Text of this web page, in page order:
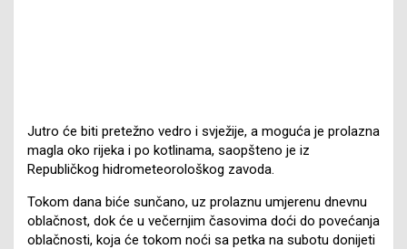
Jutro će biti pretežno vedro i svježije, a moguća je prolazna
magla oko rijeka i po kotlinama, saopšteno je iz
Republičkog hidrometeorološkog zavoda.
Tokom dana biće sunčano, uz prolaznu umjerenu dnevnu
oblačnost, dok će u večernjim časovima doći do povećanja
oblačnosti, koja će tokom noći sa petka na subotu donijeti